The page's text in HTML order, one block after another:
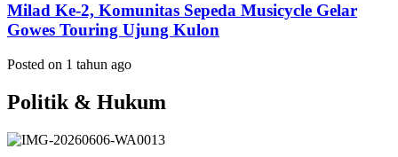
Milad Ke-2, Komunitas Sepeda Musicycle Gelar
Gowes Touring Ujung Kulon
Posted on 1 tahun ago
Politik & Hukum